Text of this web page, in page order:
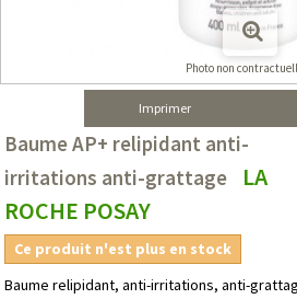
Photo non
Imprimer
Baume AP+ relipidant anti-
irritations anti-grattage
LA
ROCHE POSAY
Ce produit n'est plus en stock
Baume relipidant, anti-irritations, anti-